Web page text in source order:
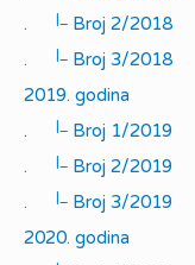
.
|_
Broj 2/2018
.
|_
Broj 3/2018
2019. godina
.
|_
Broj 1/2019
.
|_
Broj 2/2019
.
|_
Broj 3/2019
2020. godina